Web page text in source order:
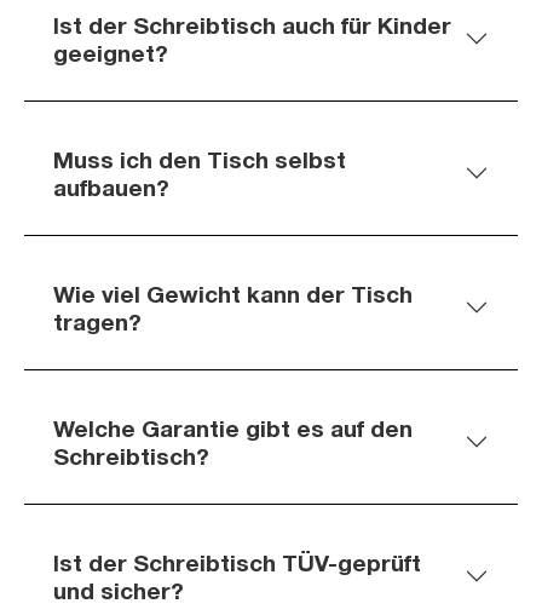
Ist der Schreibtisch auch für Kinder
geeignet?
Muss ich den Tisch selbst
aufbauen?
Wie viel Gewicht kann der Tisch
tragen?
Welche Garantie gibt es auf den
Schreibtisch?
Ist der Schreibtisch TÜV-geprüft
und sicher?